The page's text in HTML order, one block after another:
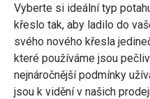
Vyberte si ideální typ
křeslo tak, aby ladilo do
svého nového křesla
které používáme jsou
nejnáročnější podmínky
jsou k vidění v našich